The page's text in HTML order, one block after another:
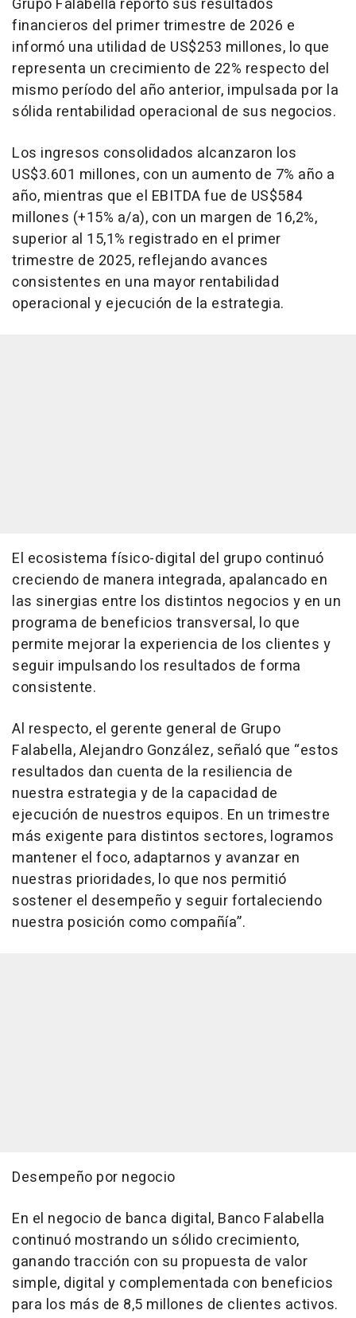
financieros del primer trimestre de 2026 e
informó una utilidad de US$253 millones, lo que
representa un crecimiento de 22% respecto del
mismo período del año anterior, impulsada por la
sólida rentabilidad operacional de sus negocios.
Los ingresos consolidados alcanzaron los
US$3.601 millones, con un aumento de 7% año a
año, mientras que el EBITDA fue de US$584
millones (+15% a/a), con un margen de 16,2%,
superior al 15,1% registrado en el primer
trimestre de 2025, reflejando avances
consistentes en una mayor rentabilidad
operacional y ejecución de la estrategia.
El ecosistema físico-digital del grupo continuó
creciendo de manera integrada, apalancado en
las sinergias entre los distintos negocios y en un
programa de beneficios transversal, lo que
permite mejorar la experiencia de los clientes y
seguir impulsando los resultados de forma
consistente.
Al respecto, el gerente general de Grupo
Falabella, Alejandro González, señaló que “estos
resultados dan cuenta de la resiliencia de
nuestra estrategia y de la capacidad de
ejecución de nuestros equipos. En un trimestre
más exigente para distintos sectores, logramos
mantener el foco, adaptarnos y avanzar en
nuestras prioridades, lo que nos permitió
sostener el desempeño y seguir fortaleciendo
nuestra posición como compañía”.
Desempeño por negocio
En el negocio de banca digital, Banco Falabella
continuó mostrando un sólido crecimiento,
ganando tracción con su propuesta de valor
simple, digital y complementada con beneficios
para los más de 8,5 millones de clientes activos.